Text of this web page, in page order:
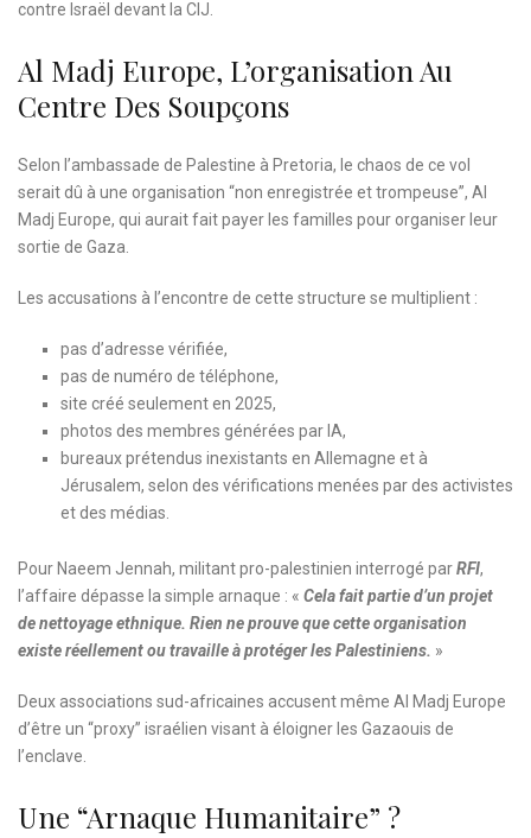
contre Israël devant la CIJ.
Al Madj Europe, L’organisation Au
Centre Des Soupçons
Selon l’ambassade de Palestine à Pretoria, le chaos de ce vol
serait dû à une organisation “non enregistrée et trompeuse”, Al
Madj Europe, qui aurait fait payer les familles pour organiser leur
sortie de Gaza.
Les accusations à l’encontre de cette structure se multiplient :
pas d’adresse vérifiée,
pas de numéro de téléphone,
site créé seulement en 2025,
photos des membres générées par IA,
bureaux prétendus inexistants en Allemagne et à
Jérusalem, selon des vérifications menées par des activistes
et des médias.
Pour Naeem Jennah, militant pro-palestinien interrogé parRFI,
l’affaire dépasse la simple arnaque : « Cela fait partie d’un projet
de nettoyage ethnique. Rien ne prouve que cette organisation
existe réellement ou travaille à protéger les Palestiniens. »
Deux associations sud-africaines accusent même Al Madj Europe
d’être un “proxy” israélien visant à éloigner les Gazaouis de
l’enclave.
Une “arnaque Humanitaire” ?